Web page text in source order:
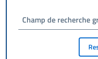
Champ de recherche